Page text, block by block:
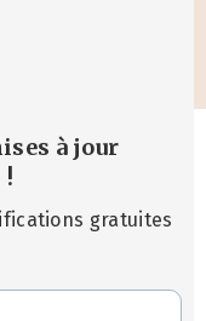
à jour
!
gratuites